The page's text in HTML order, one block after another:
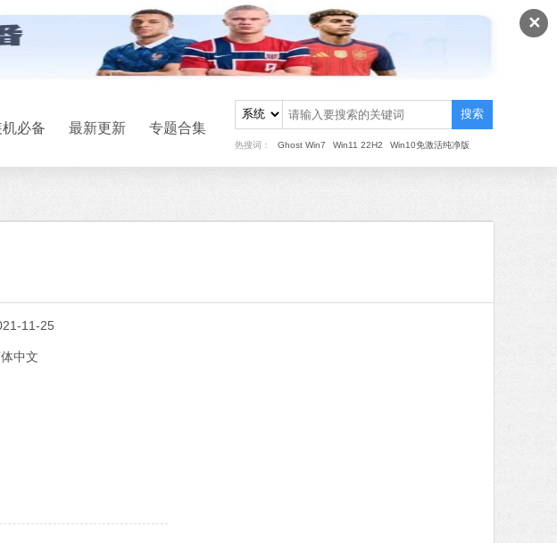
✕
机必备 最新更新 专题合集
搜索
热搜词： Ghost Win7 Win11 22H2 Win10免激活纯净版
11-25
中文